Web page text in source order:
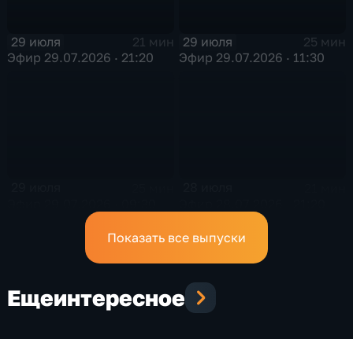
29 июля
21 мин
Эфир 29.07.2026 · 21:20
29 июля
25 мин
Эфир 29.07.2026 · 11:30
Показать все выпуски
Ещеинтересное